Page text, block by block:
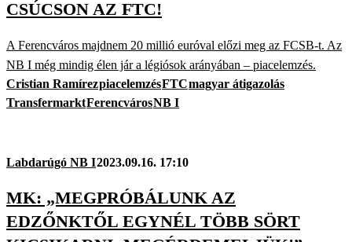
CSÚCSON AZ FTC!
A Ferencváros majdnem 20 millió euróval előzi meg az FCSB-t. Az
NB I még mindig élen jár a légiósok arányában – piacelemzés.
Cristian RamírezpiacelemzésFTCmagyar átigazolás
TransfermarktFerencvárosNB I
Labdarúgó NB I2023.09.16. 17:10
MK: „MEGPRÓBÁLUNK AZ
EDZŐNKTŐL EGYNÉL TÖBB SÖRT